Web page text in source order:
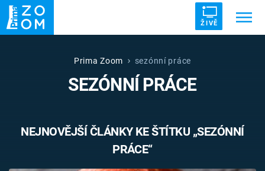
ŽIVĚ
ZRÁDCI UFO DRUHÁ SVĚTOVÁ VÁLKA
VETŘELCI DÁVNOVĚKU
Prima Zoom sezónní práce
SEZÓNNÍ PRÁCE
NEJNOVĚJŠÍ ČLÁNKY KE ŠTÍTKU „SEZÓNNÍ
PRÁCE“